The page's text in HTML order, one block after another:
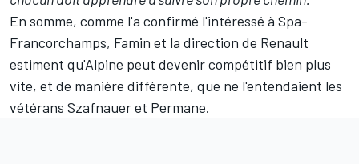
En somme, comme l'a confirmé l'intéressé à Spa-
Francorchamps, Famin et la direction de Renault
estiment qu'Alpine peut devenir compétitif bien plus
vite, et de manière différente, que ne l'entendaient les
vétérans Szafnauer et Permane.